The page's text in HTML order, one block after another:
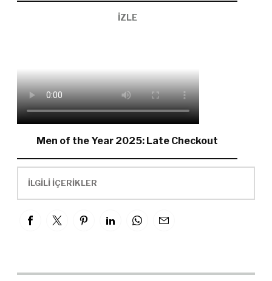
İZLE
Men of the Year 2025: Late Checkout
İLGİLİ İÇERİKLER